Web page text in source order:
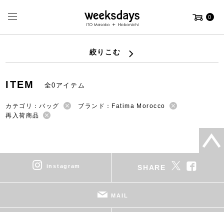
0
絞りこむ
ITEM 全0アイテム
カテゴリ：バッグ
ブランド：Fatima Morocco
再入荷商品
instagram SHARE
MAIL